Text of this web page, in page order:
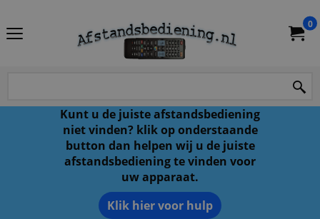
0
Kunt u de juiste afstandsbediening
niet vinden? klik op onderstaande
button dan helpen wij u de juiste
afstandsbediening te vinden voor
uw apparaat.
Klik hier voor hulp